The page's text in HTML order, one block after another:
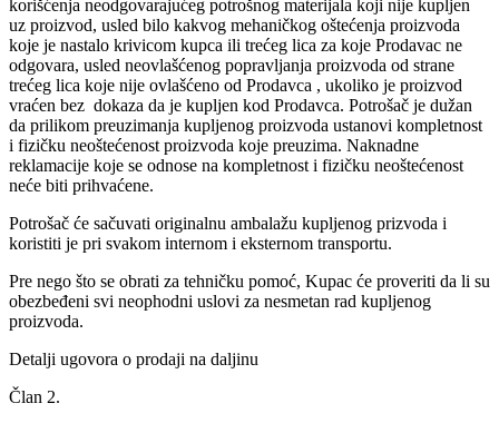
korišćenja neodgovarajućeg potrošnog materijala koji nije kupljen
uz proizvod, usled bilo kakvog mehaničkog oštećenja proizvoda
koje je nastalo krivicom kupca ili trećeg lica za koje Prodavac ne
odgovara, usled neovlašćenog popravljanja proizvoda od strane
trećeg lica koje nije ovlašćeno od Prodavca , ukoliko je proizvod
vraćen bez dokaza da je kupljen kod Prodavca. Potrošač je dužan
da prilikom preuzimanja kupljenog proizvoda ustanovi kompletnost
i fizičku neoštećenost proizvoda koje preuzima. Naknadne
reklamacije koje se odnose na kompletnost i fizičku neoštećenost
neće biti prihvaćene.
Potrošač će sačuvati originalnu ambalažu kupljenog prizvoda i
koristiti je pri svakom internom i eksternom transportu.
Pre nego što se obrati za tehničku pomoć, Kupac će proveriti da li su
obezbeđeni svi neophodni uslovi za nesmetan rad kupljenog
proizvoda.
Detalji ugovora o prodaji na daljinu
Član 2.